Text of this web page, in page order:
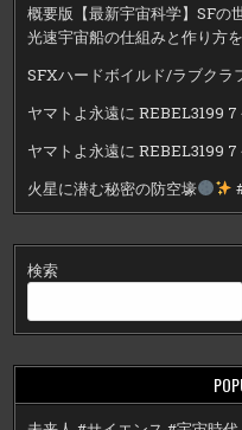
概要版【最新宇宙科学】SFの
光速宇宙船の仕組みと作り方
SFXハードボイルド/ラブクラ
ヤマトよ永遠に REBEL3199 7
ヤマトよ永遠に REBEL3199 7
火星に潜む秘密の防空壕
検索